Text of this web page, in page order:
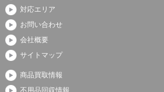
対応エリア
お問い合わせ
会社概要
サイトマップ
商品買取情報